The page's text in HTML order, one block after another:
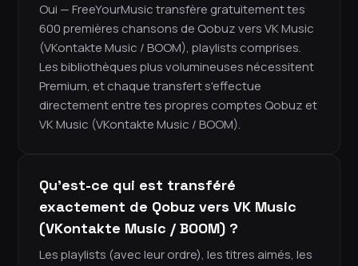
Oui — FreeYourMusic transfère gratuitement tes
600 premières chansons de Qobuz vers VK Music
(VKontakte Music / BOOM), playlists comprises.
Les bibliothèques plus volumineuses nécessitent
Premium, et chaque transfert s'effectue
directement entre tes propres comptes Qobuz et
VK Music (VKontakte Music / BOOM).
Qu'est-ce qui est transféré
exactement de Qobuz vers VK Music
(VKontakte Music / BOOM) ?
Les playlists (avec leur ordre), les titres aimés, les